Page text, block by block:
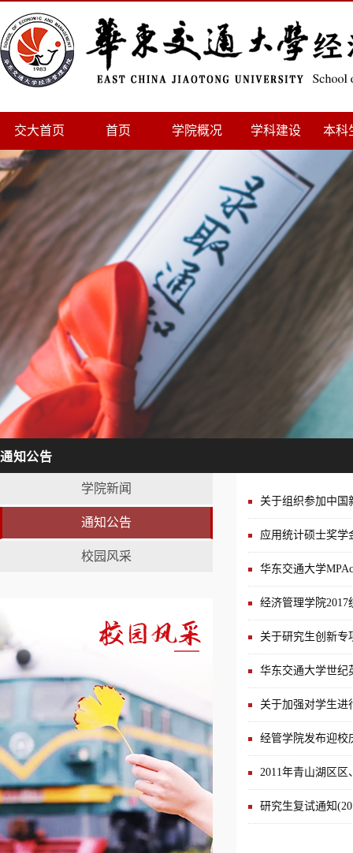
交大首页 首页 学院概况 学科建设 本科
通知公告
学院新闻
通知公告
校园风采
关于组织参加中国
应用统计硕士奖学
华东交通大学
经济管理学院
关于研究生创新专
华东交通大学世纪
关于加强对学生进
经管学院发布迎校
2011年青山湖区
研究生复试通知